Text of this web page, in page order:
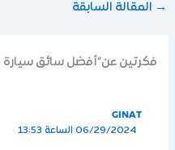
→ المقالة السابقة
فكرتين عن“أفضل سائق سيارة
GINAT
06/29/2024 الساعة 13:53